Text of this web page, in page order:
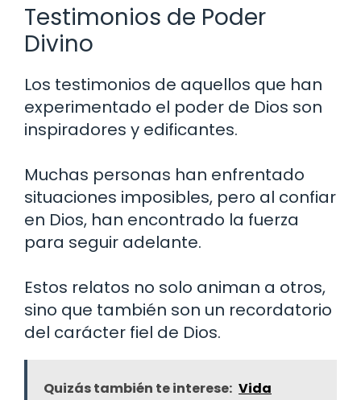
Testimonios de Poder
Divino
Los testimonios de aquellos que han
experimentado el poder de Dios son
inspiradores y edificantes.
Muchas personas han enfrentado
situaciones imposibles, pero al confiar
en Dios, han encontrado la fuerza
para seguir adelante.
Estos relatos no solo animan a otros,
sino que también son un recordatorio
del carácter fiel de Dios.
Quizás también te interese: Vida